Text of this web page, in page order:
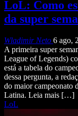
LoL: Como
da super
Wladimir Neto 6 ago,
A primeira super
League of Legends)
está a tabela do
dessa pergunta, a
do maior campeonato
Latina. Leia mais […]
LoL